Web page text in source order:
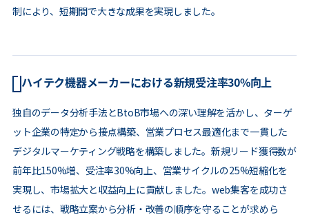
制により、短期間で大きな成果を実現しました。
ハイテク機器メーカーにおける新規受注率30%向上
独自のデータ分析手法とBtoB市場への深い理解を活かし、ターゲ
ット企業の特定から接点構築、営業プロセス最適化まで一貫した
デジタルマーケティング戦略を構築しました。新規リード獲得数が
前年比150%増、受注率30%向上、営業サイクルの25%短縮化を
実現し、市場拡大と収益向上に貢献しました。web集客を成功さ
せるには、戦略立案から分析・改善の順序を守ることが求めら